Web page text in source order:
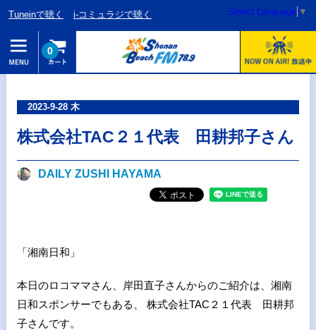
Tuneinで聴く i-コミュラジで聴く Select Language ▼
0
2023-9-28 木
株式会社TAC２１代表 田耕邦子さん
DAILY ZUSHI HAYAMA
「湘南日和」
本日のロコママさん、岸田直子さんからのご紹介は、湘南
日和スポンサーでもある、 株式会社TAC２１代表 田耕邦
子さんです。